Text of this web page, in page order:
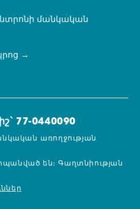
մանկական
77-0440090
առողջության
են։Գաղտնիության